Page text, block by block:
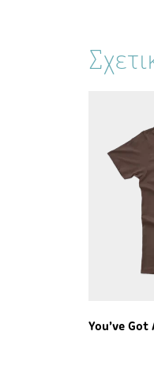
You’ve